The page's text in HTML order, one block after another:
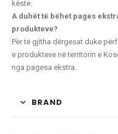
këste.
A duhët të bëhet pages
produkteve?
Për të gjitha dërgesat duke
e produkteve në territorin e
nga pagesa ekstra.
BRAND